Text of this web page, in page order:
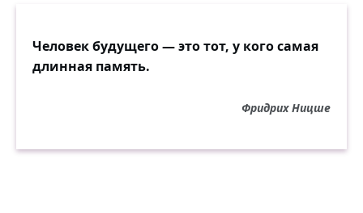
Человек будущего — это тот, у кого самая
длинная память.
Фридрих Ницше